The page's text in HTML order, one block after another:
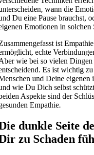
wann die
Du eine Pause brauchst,
Emotionen in
ist
echte
wie bei so vielen
Es ist wichtig
und Deine eigenen
wie Du Dich selbst
Aspekte sind der
Empathie.
dunkle Seite
zu Schaden